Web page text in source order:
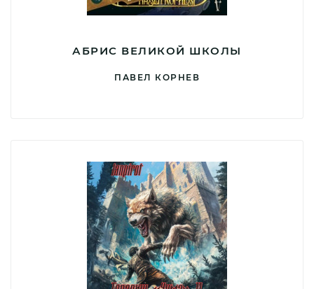
АБРИС ВЕЛИКОЙ ШКОЛЫ
ПАВЕЛ КОРНЕВ